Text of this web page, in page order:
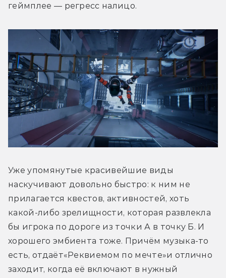
геймплее — регресс налицо.
Уже упомянутые красивейшие виды
наскучивают довольно быстро: к ним не
прилагается квестов, активностей, хоть
какой-либо зрелищности, которая развлекла
бы игрока по дороге из точки А в точку Б. И
хорошего эмбиента тоже. Причём музыка-то
есть, отдаёт«Реквиемом по мечте»и отлично
заходит, когда её включают в нужный